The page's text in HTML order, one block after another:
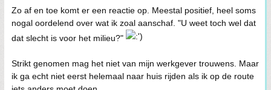
Zo af en toe komt er een reactie op. Meestal positief, heel soms
nogal oordelend over wat ik zoal aanschaf. "U weet toch wel dat
dat slecht is voor het milieu?"
Strikt genomen mag het niet van mijn werkgever trouwens. Maar
ik ga echt niet eerst helemaal naar huis rijden als ik op de route